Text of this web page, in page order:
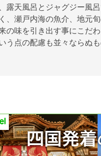
露天風呂とジャグジー風
、瀬戸内海の魚介、地元
の味を引き出す事にこだ
う点の配慮も並々ならぬも